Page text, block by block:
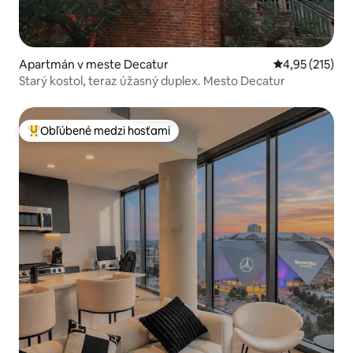
Apartmán v meste Decatur Priemerné
4,95 (215)
Starý kostol, teraz úžasný duplex. Mesto Decatur
Najobľúbenejšie medzi hosťami
Obľúbené medzi hosťami